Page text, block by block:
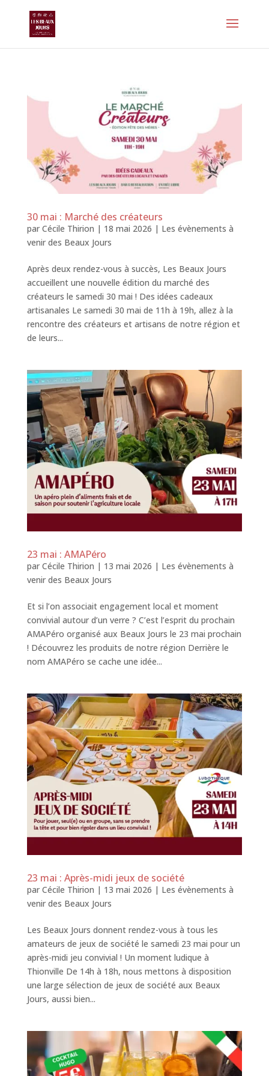
30 mai : Marché des créateurs
par Cécile Thirion | 18 mai 2026 | Les évènements à
venir des Beaux Jours
Après deux rendez-vous à succès, Les Beaux Jours
accueillent une nouvelle édition du marché des
créateurs le samedi 30 mai ! Des idées cadeaux
artisanales Le samedi 30 mai de 11h à 19h, allez à la
rencontre des créateurs et artisans de notre région et
de leurs...
23 mai : AMAPéro
par Cécile Thirion | 13 mai 2026 | Les évènements à
venir des Beaux Jours
Et si l’on associait engagement local et moment
convivial autour d’un verre ? C’est l’esprit du prochain
AMAPéro organisé aux Beaux Jours le 23 mai prochain
! Découvrez les produits de notre région Derrière le
nom AMAPéro se cache une idée...
23 mai : Après-midi jeux de société
par Cécile Thirion | 13 mai 2026 | Les évènements à
venir des Beaux Jours
Les Beaux Jours donnent rendez-vous à tous les
amateurs de jeux de société le samedi 23 mai pour un
après-midi jeu convivial ! Un moment ludique à
Thionville De 14h à 18h, nous mettons à disposition
une large sélection de jeux de société aux Beaux
Jours, aussi bien...